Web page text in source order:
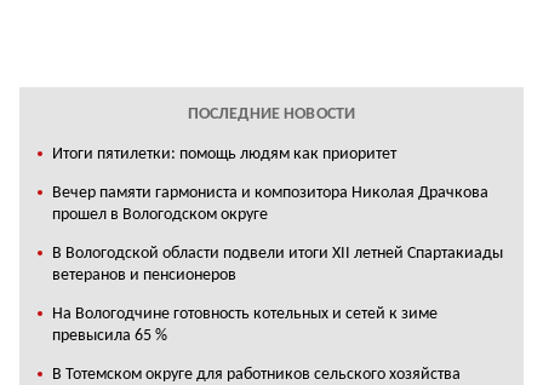
ПОСЛЕДНИЕ НОВОСТИ
Итоги пятилетки: помощь людям как приоритет
Вечер памяти гармониста и композитора Николая Драчкова
прошел в Вологодском округе
В Вологодской области подвели итоги XII летней Спартакиады
ветеранов и пенсионеров
На Вологодчине готовность котельных и сетей к зиме
превысила 65 %
В Тотемском округе для работников сельского хозяйства